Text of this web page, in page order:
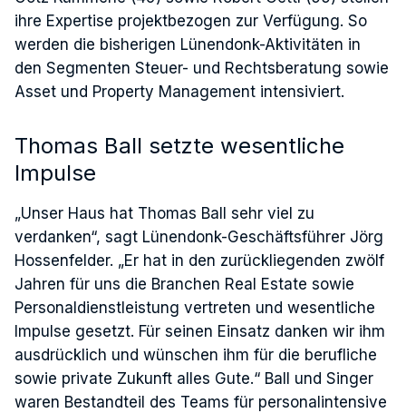
ihre Expertise projektbezogen zur Verfügung. So
werden die bisherigen Lünendonk-Aktivitäten in
den Segmenten Steuer- und Rechtsberatung sowie
Asset und Property Management intensiviert.
Thomas Ball setzte wesentliche
Impulse
„Unser Haus hat Thomas Ball sehr viel zu
verdanken“, sagt Lünendonk-Geschäftsführer Jörg
Hossenfelder. „Er hat in den zurückliegenden zwölf
Jahren für uns die Branchen Real Estate sowie
Personaldienstleistung vertreten und wesentliche
Impulse gesetzt. Für seinen Einsatz danken wir ihm
ausdrücklich und wünschen ihm für die berufliche
sowie private Zukunft alles Gute.“ Ball und Singer
waren Bestandteil des Teams für personalintensive